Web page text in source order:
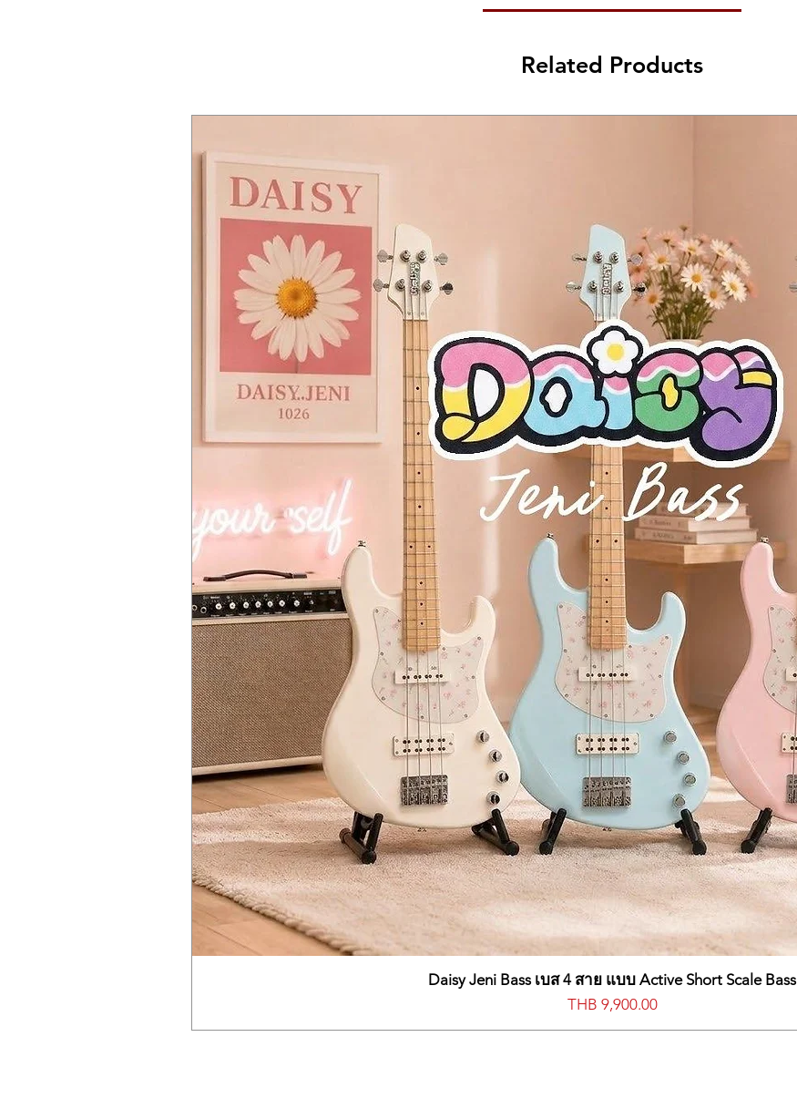
Related Products
Daisy Jeni Bass เบส 4 สาย แบบ Active Short Scale Bass
Price
THB 9,900.00